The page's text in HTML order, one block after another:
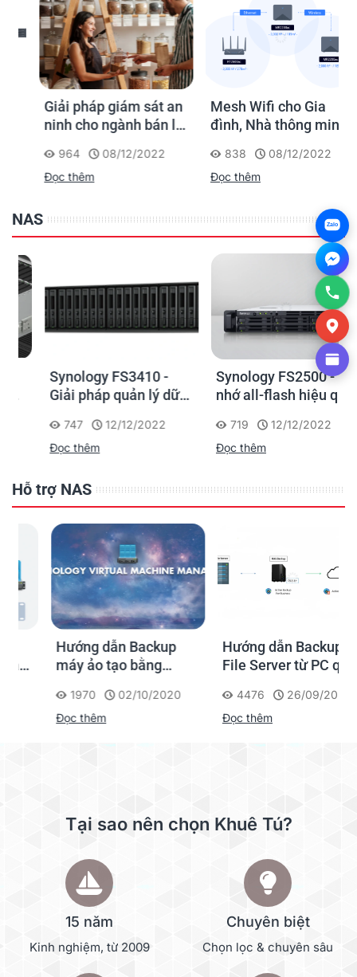
Giải pháp giám sát an
ninh cho ngành bán lẻ
964
08/12/2022
Đọc thêm
Mesh Wifi cho Gia
đình, Nhà thông minh
phòng nhỏ
838
08/12/2022
Đọc thêm
NAS
Synology FS3410 -
Giải pháp quản lý dữ
kiệm chi phí cho
doanh nghiệp vừa và
747
12/12/2022
Đọc thêm
Synology FS2500 - Bộ
nhớ all-flash hiệu quả
doanh nghiệp vừa và
719
12/12/2022
Đọc thêm
Hỗ trợ NAS
Hướng dẫn Backup
máy ảo tạo bằng
Manager trong NAS
Synology
1970
02/10/2020
Đọc thêm
Hướng dẫn Backup
File Server từ PC qua
4476
26/09/2020
Đọc thêm
Tại sao nên chọn Khuê Tú?
15 năm
Kinh nghiệm, từ 2009
Chuyên biệt
Chọn lọc & chuyên sâu
Zalo